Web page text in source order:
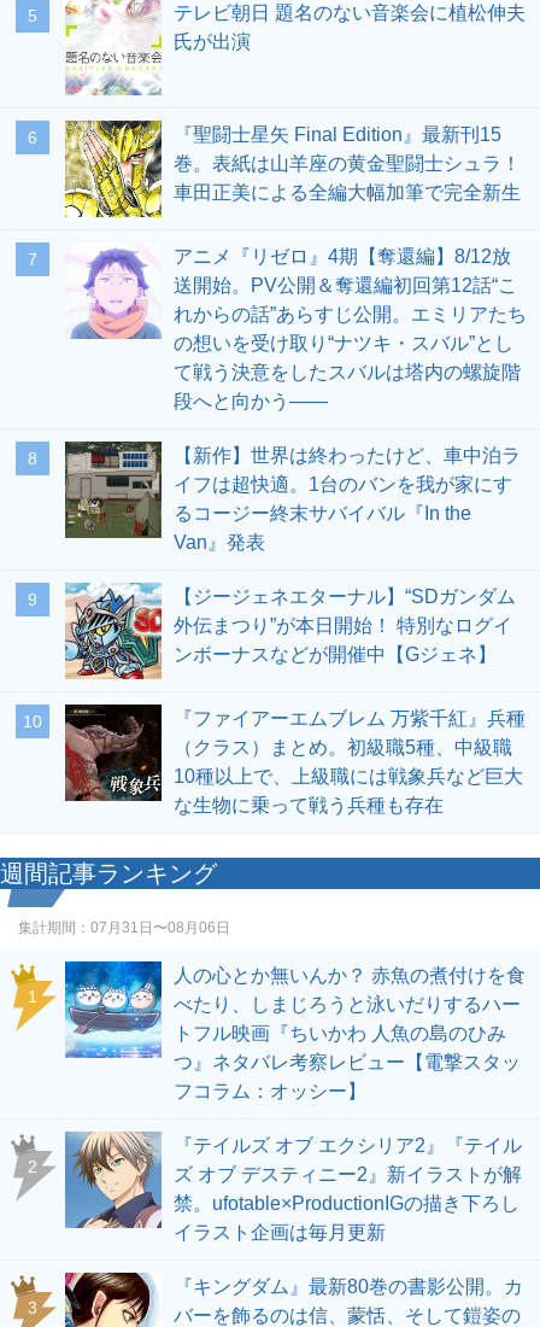
5
テレビ朝日 題名のない音楽会に植松伸夫
氏が出演
6
『聖闘士星矢 Final Edition』最新刊15
巻。表紙は山羊座の黄金聖闘士シュラ！
車田正美による全編大幅加筆で完全新生
7
アニメ『リゼロ』4期【奪還編】8/12放
送開始。PV公開＆奪還編初回第12話“こ
れからの話”あらすじ公開。エミリアたち
の想いを受け取り“ナツキ・スバル”とし
て戦う決意をしたスバルは塔内の螺旋階
段へと向かう――
8
【新作】世界は終わったけど、車中泊ラ
イフは超快適。1台のバンを我が家にす
るコージー終末サバイバル『In the
Van』発表
9
【ジージェネエターナル】“SDガンダム
外伝まつり”が本日開始！ 特別なログイ
ンボーナスなどが開催中【Gジェネ】
10
『ファイアーエムブレム 万紫千紅』兵種
（クラス）まとめ。初級職5種、中級職
10種以上で、上級職には戦象兵など巨大
な生物に乗って戦う兵種も存在
週間記事ランキング
集計期間： 07月31日〜08月06日
1
人の心とか無いんか？ 赤魚の煮付けを食
べたり、しまじろうと泳いだりするハー
トフル映画『ちいかわ 人魚の島のひみ
つ』ネタバレ考察レビュー【電撃スタッ
フコラム：オッシー】
2
『テイルズ オブ エクシリア2』『テイル
ズ オブ デスティニー2』新イラストが解
禁。ufotable×ProductionIGの描き下ろし
イラスト企画は毎月更新
3
『キングダム』最新80巻の書影公開。カ
バーを飾るのは信、蒙恬、そして鎧姿の